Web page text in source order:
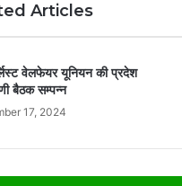
Articles
वेलफेयर यूनियन की प्रदेश
बैठक सम्पन्न
17, 2024